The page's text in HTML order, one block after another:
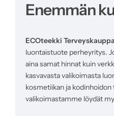
Enemmän
ECOteekki Terveyskauppa
luontaistuote perheyritys.
aina samat hinnat kuin
kasvavasta valikoimasta
kosmetiikan ja
valikoimastamme löydät